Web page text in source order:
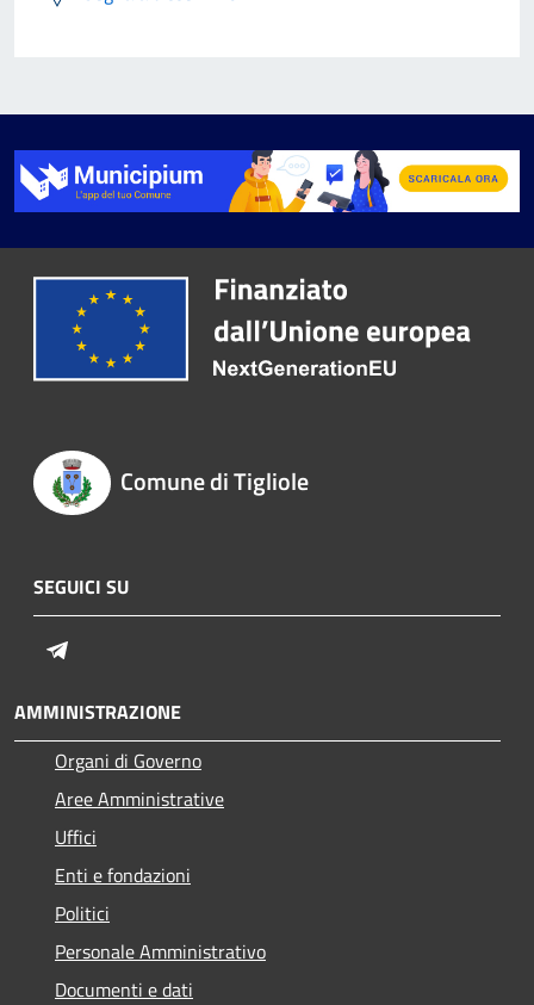
Comune di Tigliole
SEGUICI SU
AMMINISTRAZIONE
Organi di Governo
Aree Amministrative
Uffici
Enti e fondazioni
Politici
Personale Amministrativo
Documenti e dati